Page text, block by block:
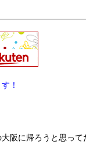
！
阪に帰ろうと思っ